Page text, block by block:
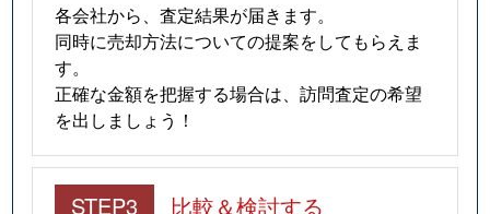
各会社から、査定結果が届きます。
同時に売却方法についての提案をしてもらえま
す。
正確な金額を把握する場合は、訪問査定の希望
を出しましょう！
STEP3 比較＆検討する